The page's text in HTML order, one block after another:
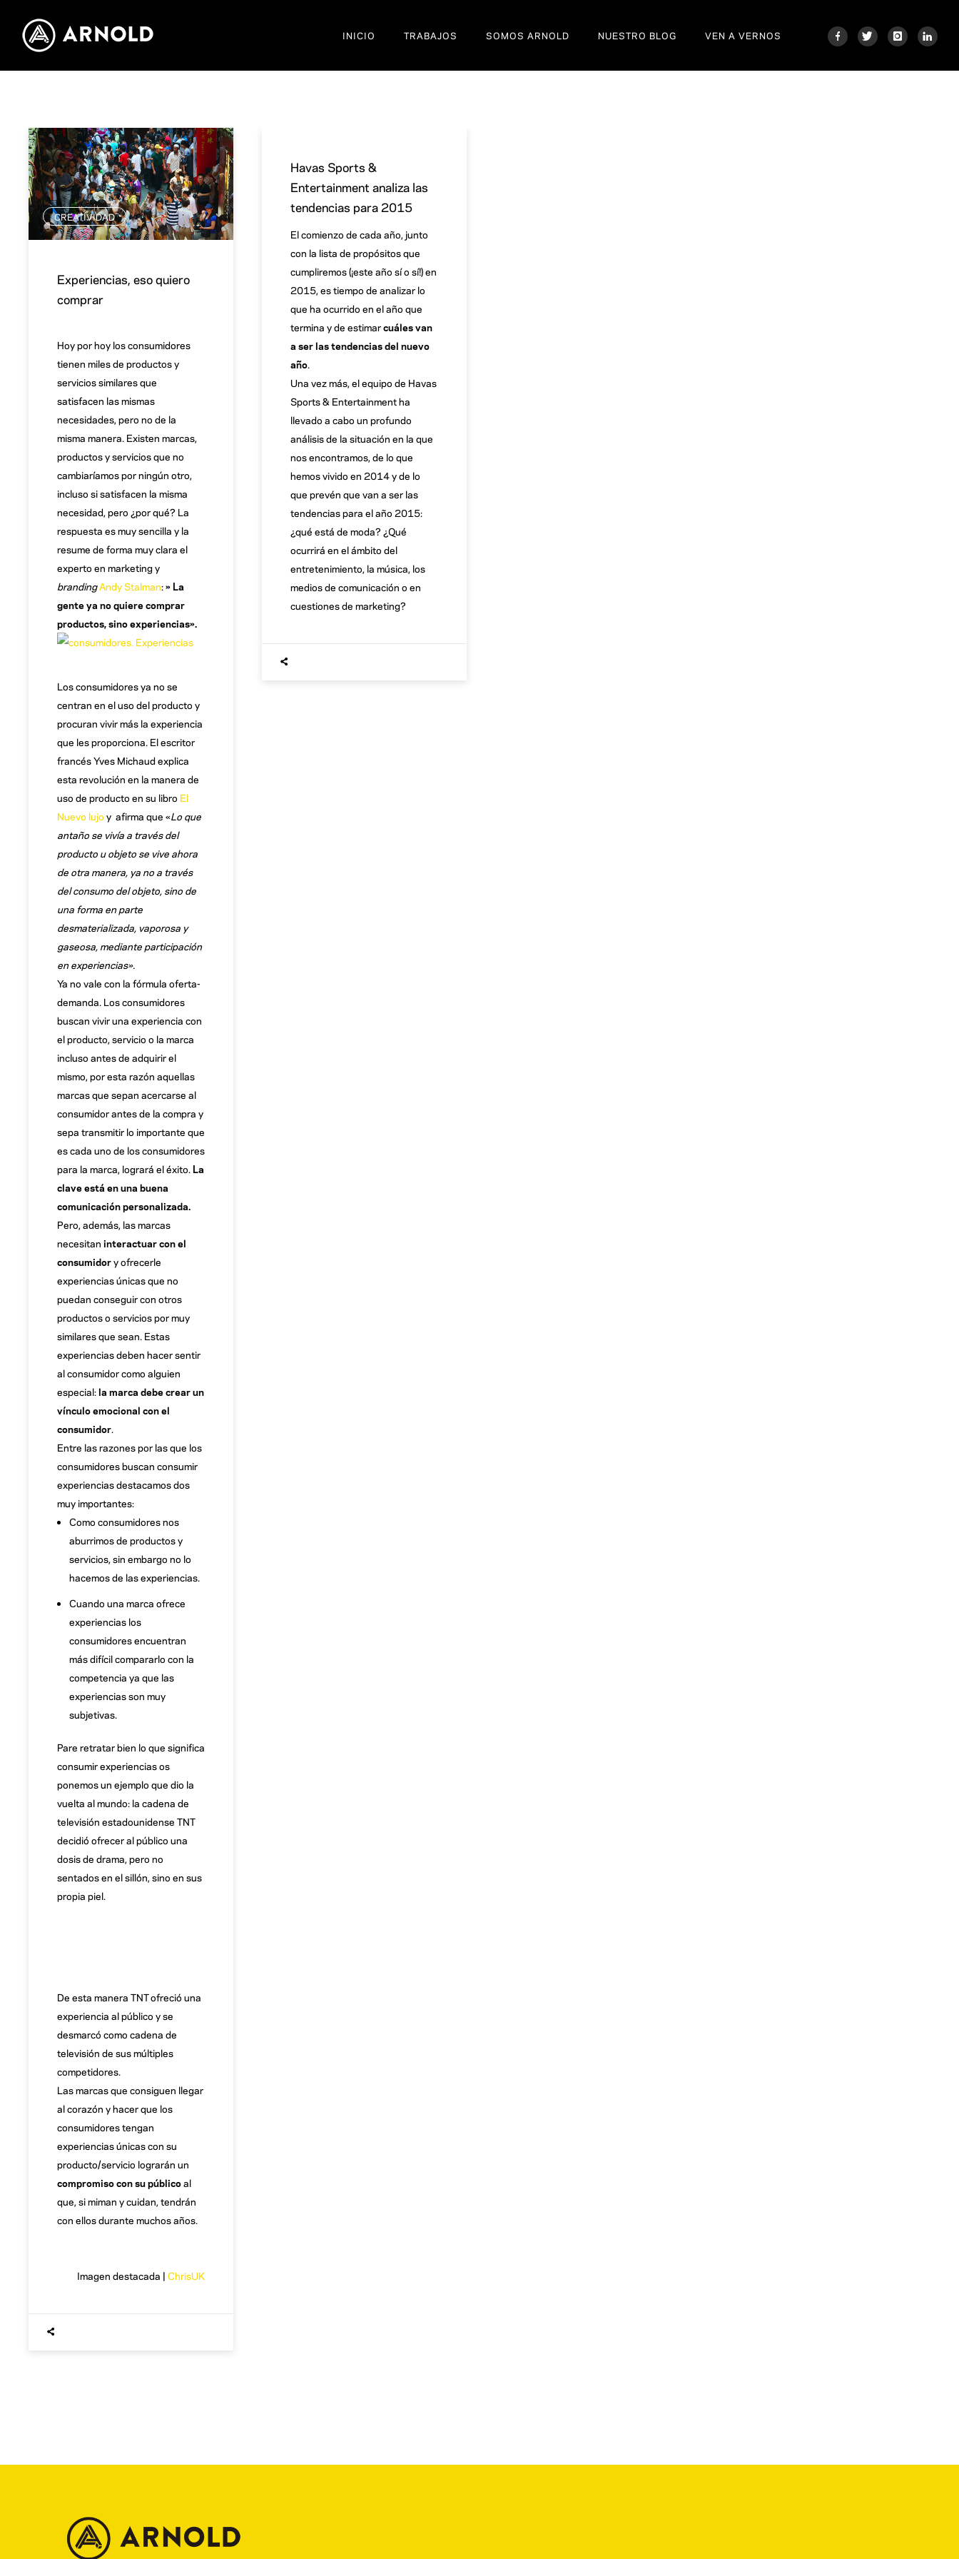
INICIO TRABAJOS SOMOS ARNOLD NUESTRO BLOG VEN A VERNOS
CREATIVIDAD
Experiencias, eso quiero
comprar
Hoy por hoy los consumidores
tienen miles de productos y
servicios similares que
satisfacen las mismas
necesidades, pero no de la
misma manera. Existen marcas,
productos y servicios que no
cambiaríamos por ningún otro,
incluso si satisfacen la misma
necesidad, pero ¿por qué? La
respuesta es muy sencilla y la
resume de forma muy clara el
experto en marketing y
brandingAndy Stalman:» La
gente ya no quiere comprar
productos, sino experiencias».
Los consumidores ya no se
centran en el uso del producto y
procuran vivir más la experiencia
que les proporciona. El escritor
francés Yves Michaud explica
esta revolución en la manera de
uso de producto en su libro El
Nuevo lujo y afirma que «Lo que
antaño se vivía a través del
producto u objeto se vive ahora
de otra manera, ya no a través
del consumo del objeto, sino de
una forma en parte
desmaterializada, vaporosa y
gaseosa, mediante participación
en experiencias».
Ya no vale con la fórmula oferta-
demanda. Los consumidores
buscan vivir una experiencia con
el producto, servicio o la marca
incluso antes de adquirir el
mismo, por esta razón aquellas
marcas que sepan acercarse al
consumidor antes de la compra y
sepa transmitir lo importante que
es cada uno de los consumidores
para la marca, logrará el éxito. La
clave está en una buena
comunicación personalizada.
Pero, además, las marcas
necesitan interactuar con el
consumidory ofrecerle
experiencias únicas que no
puedan conseguir con otros
productos o servicios por muy
similares que sean. Estas
experiencias deben hacer sentir
al consumidor como alguien
especial: la marca debe crear un
vínculo emocional con el
consumidor
Entre las razones por las que los
consumidores buscan consumir
experiencias destacamos dos
muy importantes:
Como consumidores nos
aburrimos de productos y
servicios, sin embargo no lo
hacemos de las experiencias.
Cuando una marca ofrece
experiencias los
consumidores encuentran
más difícil compararlo con la
competencia ya que las
experiencias son muy
subjetivas.
Pare retratar bien lo que significa
consumir experiencias os
ponemos un ejemplo que dio la
vuelta al mundo: la cadena de
televisión estadounidense TNT
decidió ofrecer al público una
dosis de drama, pero no
sentados en el sillón, sino en sus
propia piel.
De esta manera TNT ofreció una
experiencia al público y se
desmarcó como cadena de
televisión de sus múltiples
competidores.
Las marcas que consiguen llegar
al corazón y hacer que los
consumidores tengan
experiencias únicas con su
producto/servicio lograrán un
compromiso con su públicoal
que, si miman y cuidan, tendrán
con ellos durante muchos años.
Imagen destacada | ChrisUK
Havas Sports &
Entertainment analiza las
tendencias para 2015
El comienzo de cada año, junto
con la lista de propósitos que
cumpliremos (¡este año sí o sí!) en
2015, es tiempo de analizar lo
que ha ocurrido en el año que
termina y de estimarcuáles van
a ser las tendencias del nuevo
año.
Una vez más, el equipo de Havas
Sports & Entertainment ha
llevado a cabo un profundo
análisis de la situación en la que
nos encontramos, de lo que
hemos vivido en 2014 y de lo
que prevén que van a ser las
tendencias para el año 2015:
¿qué está de moda? ¿Qué
ocurrirá en el ámbito del
entretenimiento, la música, los
medios de comunicación o en
cuestiones de marketing?